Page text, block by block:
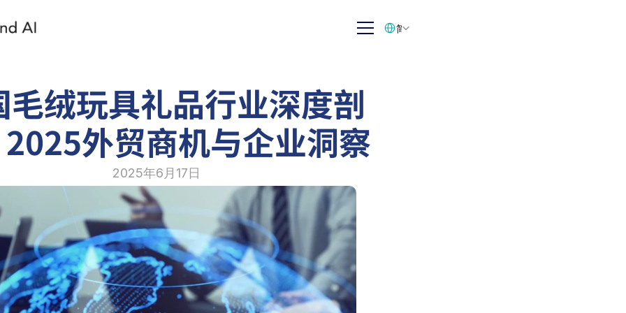
毛绒玩具礼品行业深度剖
外贸商机与企业洞察
2025年6月17日
简体中文